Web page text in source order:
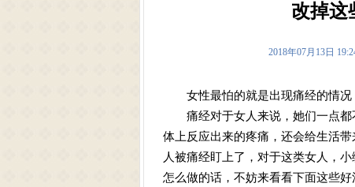
改掉这
2018年07月13日
女性最怕的就是出现痛经的情况
痛经对于女人来说，她们一点都
体上反应出来的疼痛，还会给生活
人被痛经盯上了，对于这类女人，
怎么做的话，不妨来看看下面这些好